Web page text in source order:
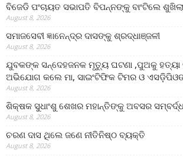
ବିଜେଡି ପଂଚାୟତ ସଭାପତି ବିପନ୍ନଙ୍କୁ ବାଂଟିଲେ
August 8, 2026
ସମାଜସେବୀ ଜ୍ଞାନେନ୍ଦ୍ର ଦାସଙ୍କୁ ଶ୍ରଦ୍ଧାଞ୍ଜଳୀ
August 8, 2026
ଯୁବକଙ୍କ ସନ୍ଦେହଜନକ ମୃତ୍ୟୁ ଘଟଣା ,ପୁଅକୁ ହତ୍ୟା
ଅଭିଯୋଗ କଲେ ମା, ସାଇଂଟିଫିକ ଟିମର ଓ
August 8, 2026
ଶିକ୍ଷକ ସୁଧାଂଶୁ ଶେଖର ମହାନ୍ତିଙ୍କୁ ଅବସର
August 8, 2026
ଚରଣ ଦାସ ଥିଲେ ଜଣେ ନୀତିନିଷ୍ଠ ବ୍ୟକ୍ତି
August 8, 2026